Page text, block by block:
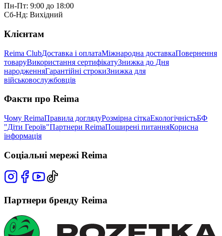
Пн-Пт: 9:00 до 18:00
Сб-Нд: Вихідний
Клієнтам
Reima ClubДоставка і оплатаМіжнародна доставкаПовернення
товаруВикористання сертифікатуЗнижка до Дня
народженняГарантійні строкиЗнижка для
військовослужбовців
Факти про Reima
Чому ReimaПравила доглядуРозмірна сіткаЕкологічністьБФ
"Діти Героїв"Партнери ReimaПоширені питанняКорисна
інформація
Соціальні мережі Reima
Партнери бренду Reima